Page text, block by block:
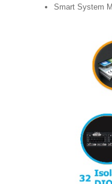
Smart System